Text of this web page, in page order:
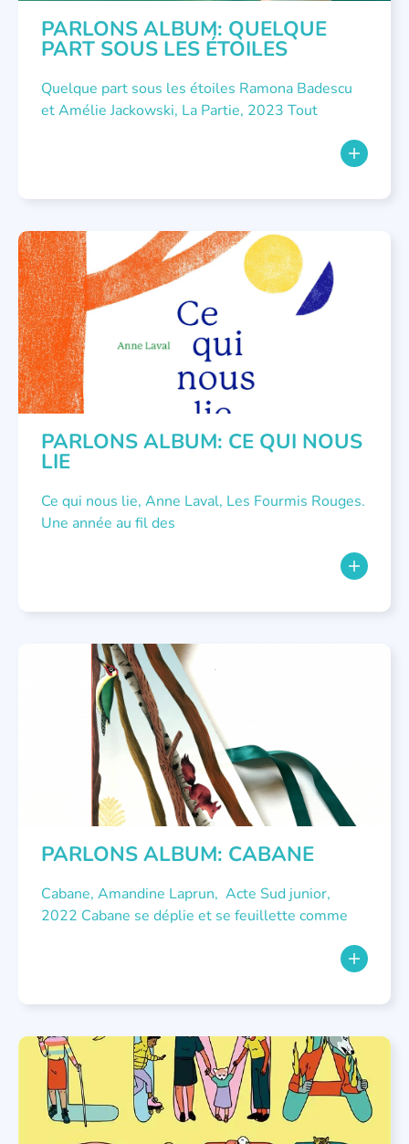
PARLONS ALBUM: QUELQUE
PART SOUS LES ÉTOILES
Quelque part sous les étoiles Ramona Badescu
et Amélie Jackowski, La Partie, 2023 Tout
LITTÉRATURE JEUNESSE , PARLONS ALBUMS
PARLONS ALBUM: CE QUI NOUS
LIE
Ce qui nous lie, Anne Laval, Les Fourmis Rouges.
Une année au fil des
LITTÉRATURE JEUNESSE , PARLONS ALBUMS
PARLONS ALBUM: CABANE
Cabane, Amandine Laprun, Acte Sud junior,
2022 Cabane se déplie et se feuillette comme
PARLONS ALBUMS